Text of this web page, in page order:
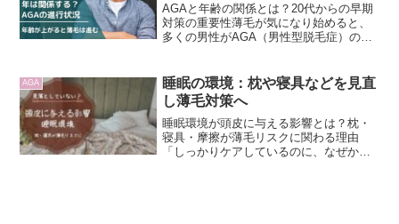
AGAと年齢の関係とは？20代からの早期
対策の重要性薄毛が気になり始めると、
多くの男性がAGA（男性型脱毛症）の存
ることが多いため、AGAと年齢の関係に
ついて理解し、早...
AGA
睡眠の環境：枕や寝具などを見直
し薄毛対策へ
睡眠環境が頭皮に与える影響とは？枕・
寝具・摩擦が薄毛リスクに関わる理由
「しっかりケアしているのに、なぜか頭